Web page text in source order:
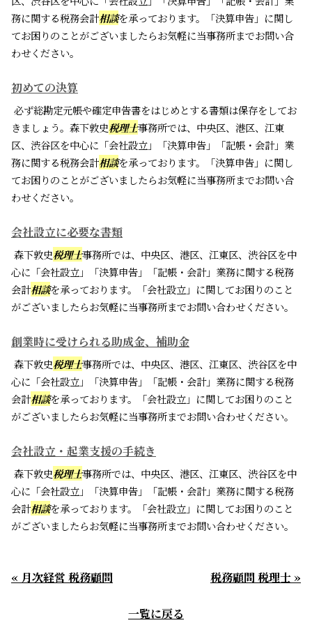
務に関する税務会計相談を承っております。「決算申告」に関し
てお困りのことがございましたらお気軽に当事務所までお問い合
わせください。
初めての決算
必ず総勘定元帳や確定申告書をはじめとする書類は保存をしてお
きましょう。森下敦史税理士事務所では、中央区、港区、江東
区、渋谷区を中心に「会社設立」「決算申告」「記帳・会計」業
務に関する税務会計相談を承っております。「決算申告」に関し
てお困りのことがございましたらお気軽に当事務所までお問い合
わせください。
会社設立に必要な書類
森下敦史税理士事務所では、中央区、港区、江東区、渋谷区を中
心に「会社設立」「決算申告」「記帳・会計」業務に関する税務
会計相談を承っております。「会社設立」に関してお困りのこと
がございましたらお気軽に当事務所までお問い合わせください。
創業時に受けられる助成金、補助金
森下敦史税理士事務所では、中央区、港区、江東区、渋谷区を中
心に「会社設立」「決算申告」「記帳・会計」業務に関する税務
会計相談を承っております。「会社設立」に関してお困りのこと
がございましたらお気軽に当事務所までお問い合わせください。
会社設立・起業支援の手続き
森下敦史税理士事務所では、中央区、港区、江東区、渋谷区を中
心に「会社設立」「決算申告」「記帳・会計」業務に関する税務
会計相談を承っております。「会社設立」に関してお困りのこと
がございましたらお気軽に当事務所までお問い合わせください。
« 月次経営 税務顧問 税務顧問 税理士 »
一覧に戻る